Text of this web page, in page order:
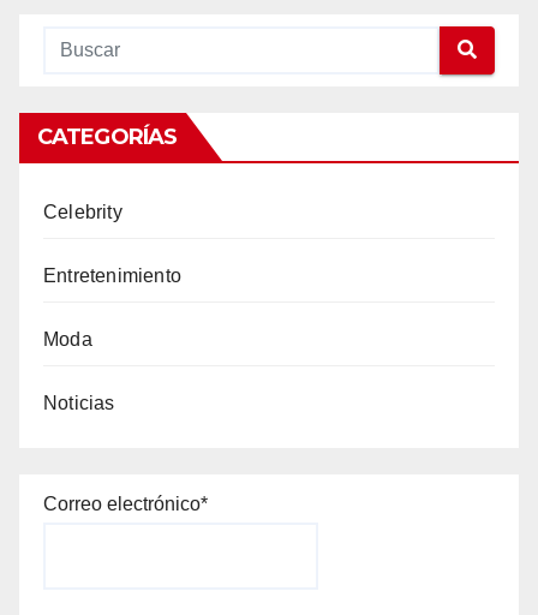
CATEGORÍAS
Celebrity
Entretenimiento
Moda
Noticias
Correo electrónico*